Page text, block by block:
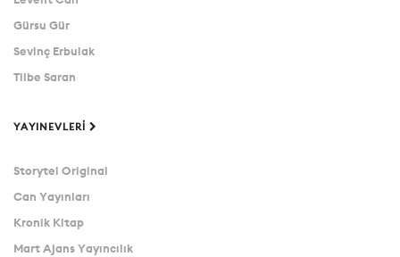
Gürsu Gür
Sevinç Erbulak
Tilbe Saran
YAYINEVLERI
Storytel Original
Can Yayınları
Kronik Kitap
Mart Ajans Yayıncılık